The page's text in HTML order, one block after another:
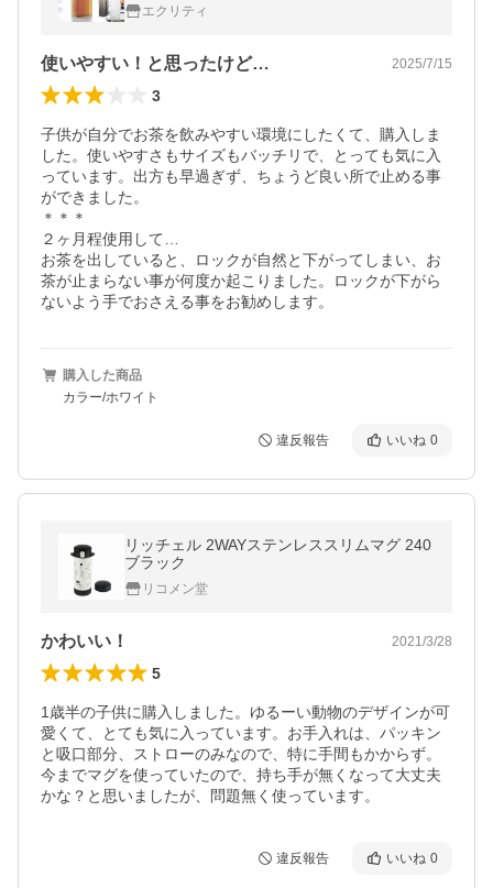
エクリティ
使いやすい！と思ったけど… 2025/7/15
3
子供が自分でお茶を飲みやすい環境にしたくて、購入しま
した。使いやすさもサイズもバッチリで、とっても気に入
っています。出方も早過ぎず、ちょうど良い所で止める事
ができました。
＊＊＊
２ヶ月程使用して…
お茶を出していると、ロックが自然と下がってしまい、お
茶が止まらない事が何度か起こりました。ロックが下がら
ないよう手でおさえる事をお勧めします。
購入した商品
カラー/ホワイト
違反報告 いいね 0
リッチェル 2WAYステンレススリムマグ 240
ブラック
リコメン堂
かわいい！ 2021/3/28
5
1歳半の子供に購入しました。ゆるーい動物のデザインが可
愛くて、とても気に入っています。お手入れは、パッキン
と吸口部分、ストローのみなので、特に手間もかからず。
今までマグを使っていたので、持ち手が無くなって大丈夫
かな？と思いましたが、問題無く使っています。
違反報告 いいね 0